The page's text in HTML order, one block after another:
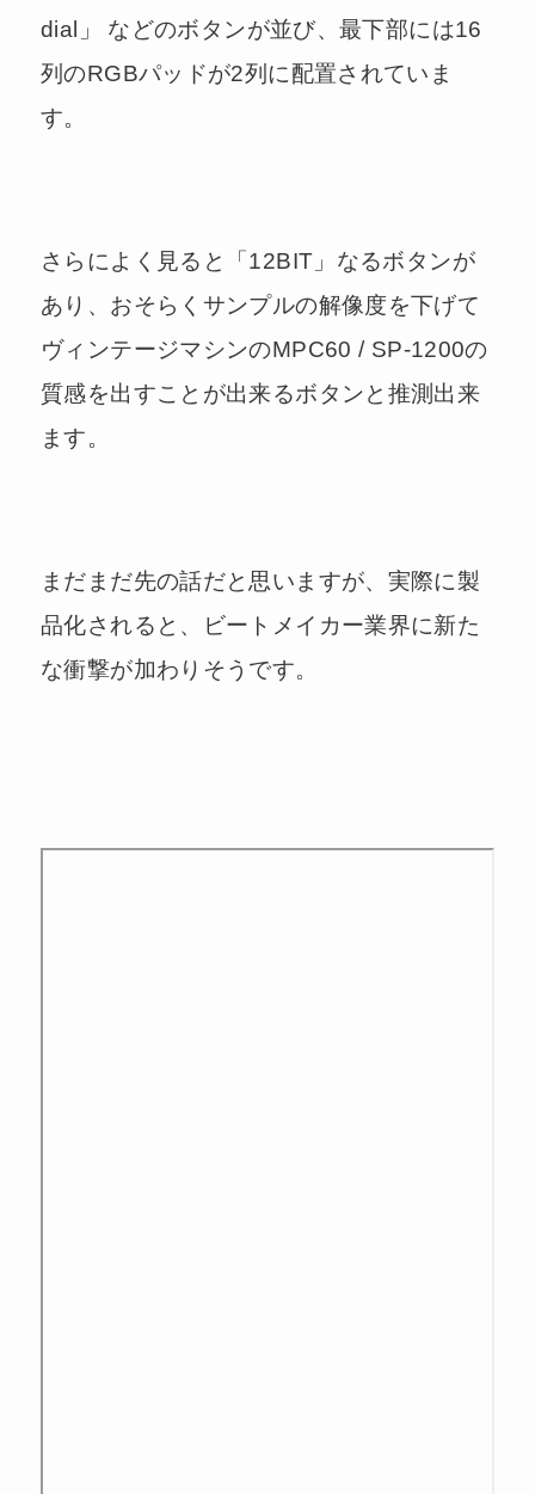
dial」 などのボタンが並び、最下部には16
列のRGBパッドが2列に配置されていま
す。
さらによく見ると「12BIT」なるボタンが
あり、おそらくサンプルの解像度を下げて
ヴィンテージマシンのMPC60 / SP-1200の
質感を出すことが出来るボタンと推測出来
ます。
まだまだ先の話だと思いますが、実際に製
品化されると、ビートメイカー業界に新た
な衝撃が加わりそうです。